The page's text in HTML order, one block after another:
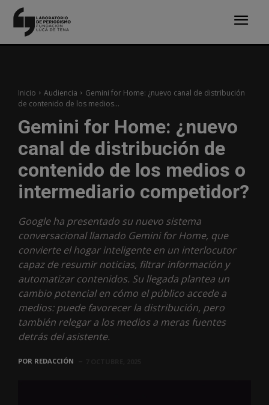
Inicio Audiencia
Gemini for Home: ¿nuevo canal de distribución
de contenido de los medios...
Gemini for Home: ¿nuevo
canal de distribución de
contenido de los medios o
intermediario competidor?
Google ha presentado su nuevo sistema
conversacional llamado Gemini for Home, que
convierte el hogar inteligente en un interlocutor
capaz de resumir noticias, filtrar información y
automatizar contenidos. Su llegada plantea un
cambio potencial en cómo el público accede a
medios: puede favorecer la distribución, pero
también relegar a los medios a meras fuentes
detrás del asistente.
POR REDACCIÓN